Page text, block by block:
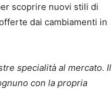
scoprire nuovi stili di
dai cambiamenti in
specialità al mercato. Il
con la propria